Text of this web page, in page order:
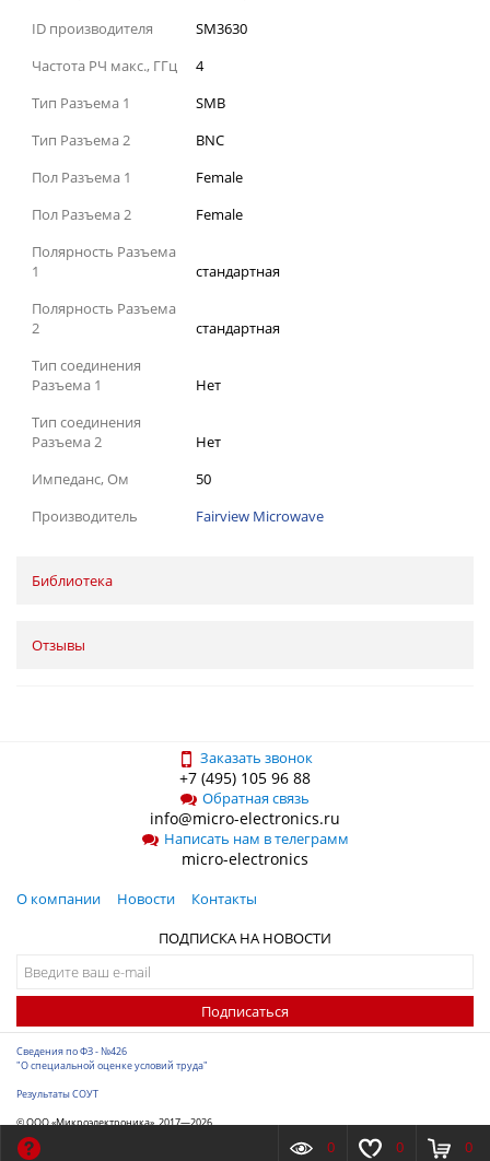
ID производителя
SM3630
Частота РЧ макс., ГГц
4
Тип Разъема 1
SMB
Тип Разъема 2
BNC
Пол Разъема 1
Female
Пол Разъема 2
Female
Полярность Разъема
1
стандартная
Полярность Разъема
2
стандартная
Тип соединения
Разъема 1
Нет
Тип соединения
Разъема 2
Нет
Импеданс, Ом
50
Производитель
Fairview Microwave
Библиотека
Отзывы
Заказать звонок
+7 (495) 105 96 88
Обратная связь
info@micro-electronics.ru
Написать нам в телеграмм
micro-electronics
О компании Новости
Контакты
ПОДПИСКА НА НОВОСТИ
Подписаться
Сведения по ФЗ - №426
"О специальной оценке условий труда"
Результаты СОУТ
© ООО «Микроэлектроника», 2017—2026
Разработка сайта
0 0 0